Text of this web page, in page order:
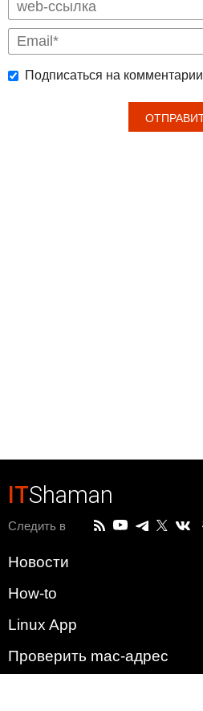
Подписаться на комментарии
ITShaman
Следить в
Новости
How-to
Linux App
Проверить mac-адрес